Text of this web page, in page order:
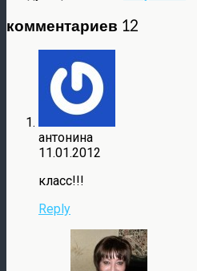
комментариев 12
антонина
11.01.2012
класс!!!
Reply